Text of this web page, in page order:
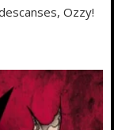
Ozzy!